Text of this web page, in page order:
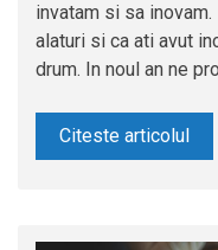
invatam si sa
alaturi si ca ati avut
drum. In noul an ne
Citeste articolul